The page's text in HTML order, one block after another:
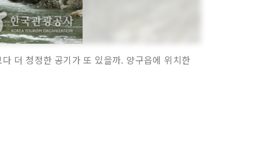
더 청정한 공기가 또 있을까. 양구읍에 위치한